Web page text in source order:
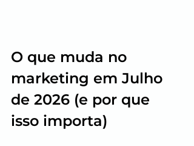
O que muda no
marketing em Julho
de 2026 (e por que
isso importa)